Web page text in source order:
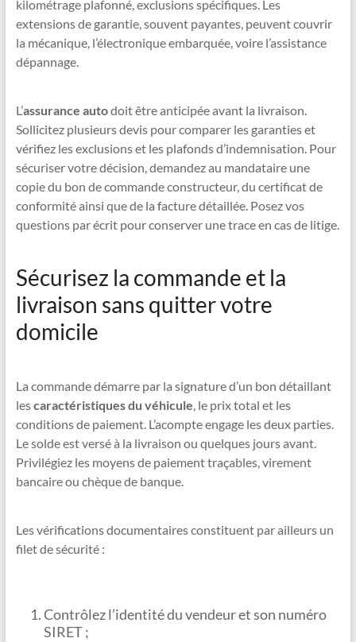
kilométrage plafonné, exclusions spécifiques. Les
extensions de garantie, souvent payantes, peuvent couvrir
la mécanique, l’électronique embarquée, voire l’assistance
dépannage.
L’assurance autodoit être anticipée avant la livraison.
Sollicitez plusieurs devis pour comparer les garanties et
vérifiez les exclusions et les plafonds d’indemnisation. Pour
sécuriser votre décision, demandez au mandataire une
copie du bon de commande constructeur, du certificat de
conformité ainsi que de la facture détaillée. Posez vos
questions par écrit pour conserver une trace en cas de litige.
Sécurisez la commande et la
livraison sans quitter votre
domicile
La commande démarre par la signature d’un bon détaillant
lescaractéristiques du véhicule, le prix total et les
conditions de paiement. L’acompte engage les deux parties.
Le solde est versé à la livraison ou quelques jours avant.
Privilégiez les moyens de paiement traçables, virement
bancaire ou chèque de banque.
Les vérifications documentaires constituent par ailleurs un
filet de sécurité :
Contrôlez l’identité du vendeur et son numéro
SIRET ;